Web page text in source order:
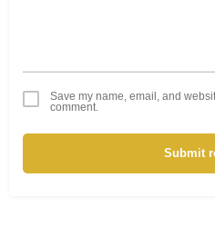
Save my name, email, and
comment.
Submit